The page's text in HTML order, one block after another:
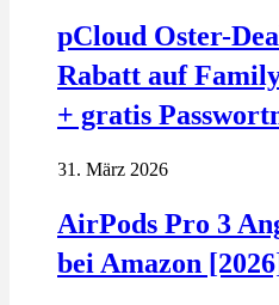
pCloud Oster-
Rabatt auf
+ gratis
31. März 2026
AirPods Pro 3
bei Amazon